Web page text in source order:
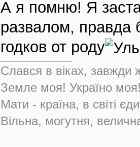
А я помню! Я
развалом, правда
годков от роду
Слався в віках, завжди
Земле моя! Україно
Мати - країна, в світі
Вільна, могутня,